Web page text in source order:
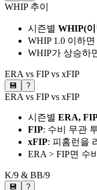
WHIP 추이
시즌별 WHIP(
WHIP 1.0 이하
WHIP가 상승하
ERA vs FIP vs xFIP
💾 ?
ERA vs FIP vs xFIP
시즌별 ERA,
FIP: 수비 무관
xFIP: 피홈런을
ERA > FIP면 수
K/9 & BB/9
💾 ?